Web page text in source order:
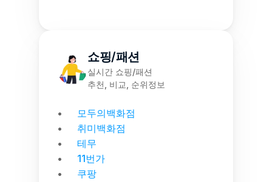
쇼핑/패션
실시간 쇼핑/패션
추천, 비교, 순위정보
모두의백화점
취미백화점
테무
11번가
쿠팡